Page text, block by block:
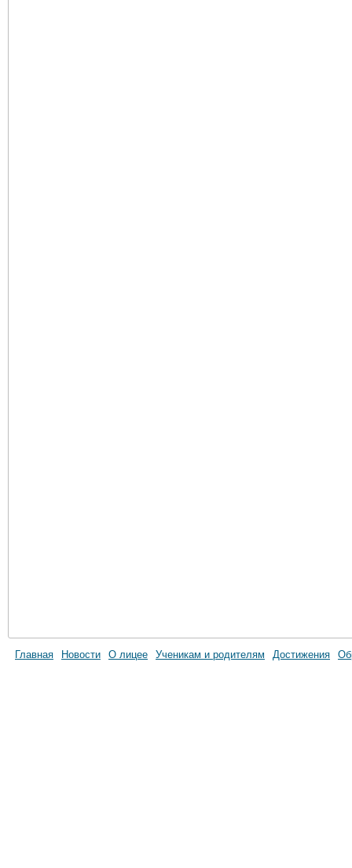
Главная Новости О лицее Ученикам и родителям Достижения